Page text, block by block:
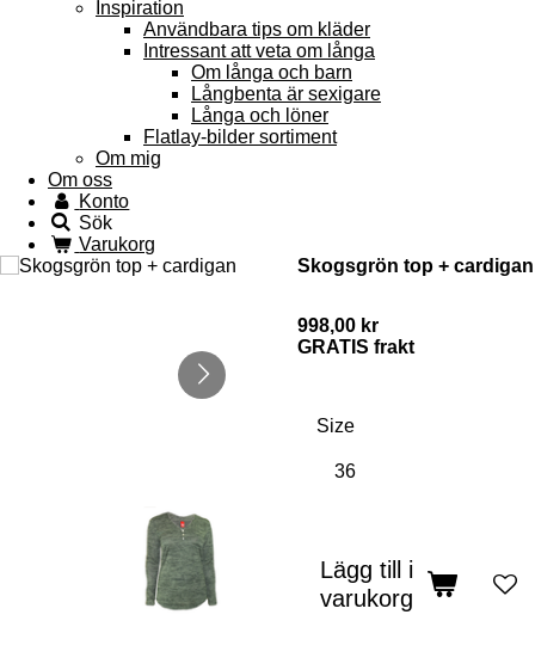
Inspiration
Användbara tips om kläder
Intressant att veta om långa
Om långa och barn
Långbenta är sexigare
Långa och löner
Flatlay-bilder sortiment
Om mig
Om oss
Konto
Sök
Varukorg
Skogsgrön top + cardigan
998,00 kr
GRATIS frakt
Size
Lägg till i
varukorg